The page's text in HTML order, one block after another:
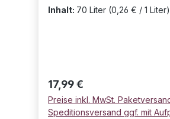
Inhalt: 70 Liter (0,26 € / 1 Liter)
Regulärer Preis:
17,99 €
Preise inkl. MwSt.
Speditionsversand ggf. mit